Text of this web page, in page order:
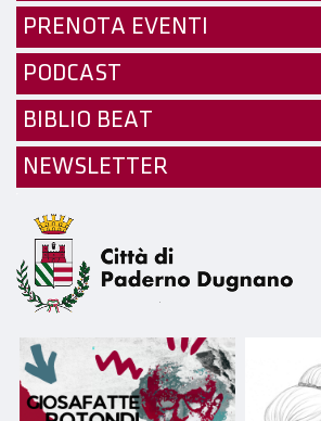
PRENOTA EVENTI
PODCAST
BIBLIO BEAT
NEWSLETTER